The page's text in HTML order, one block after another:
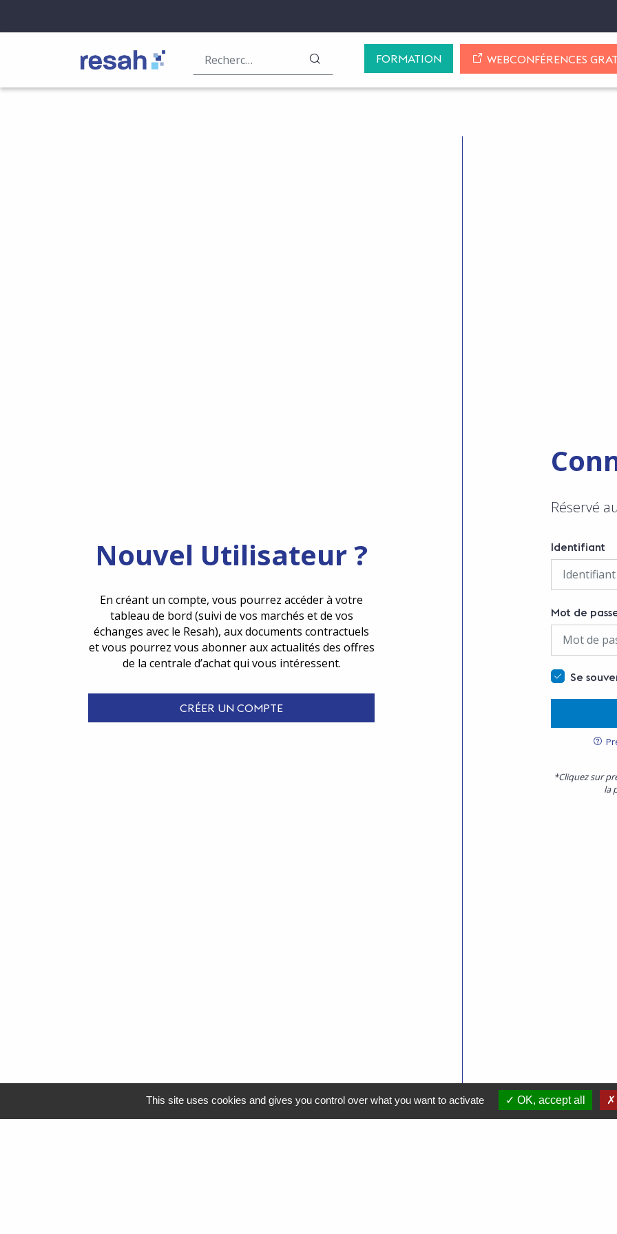
Logo Resah LANCER LA RECHERCHE
FORMATION WEBCONFÉRENCES
Nouvel Utilisateur ?
En créant un compte, vous pourrez accéder à votre
tableau de bord (suivi de vos marchés et de vos
échanges avec le Resah), aux documents contractuels
et vous pourrez vous abonner aux actualités des offres
de la centrale d’achat qui vous intéressent.
CRÉER UN COMPTE
Réservé
Identifiant
Mot de
Se
*Cliquez sur
la
This site uses cookies and gives you control over what you want to activate OK, accept all